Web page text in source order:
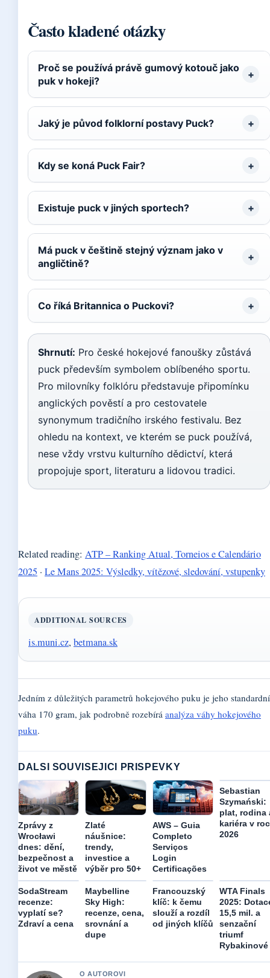
Často kladené otázky
Proč se používá právě gumový kotouč jako
puk v hokeji?
Jaký je původ folklorní postavy Puck?
Kdy se koná Puck Fair?
Existuje puck v jiných sportech?
Má puck v češtině stejný význam jako v
angličtině?
Co říká Britannica o Puckovi?
Shrnutí: Pro české hokejové fanoušky zůstává
puck především symbolem oblíbeného sportu.
Pro milovníky folklóru představuje připomínku
anglických pověstí a pro cestovatele
synonymum tradičního irského festivalu. Bez
ohledu na kontext, ve kterém se puck používá,
nese vždy vrstvu kulturního dědictví, která
propojuje sport, literaturu a lidovou tradici.
Related reading: ATP – Ranking Atual, Torneios e Calendário
2025 · Le Mans 2025: Výsledky, vítězové, sledování, vstupenky
ADDITIONAL SOURCES
is.muni.cz, betmana.sk
Jedním z důležitých parametrů hokejového puku je jeho standardní
váha 170 gram, jak podrobně rozebírá analýza váhy hokejového
puku.
DALSI SOUVISEJICI PRISPEVKY
Zprávy z
Wrocławi
dnes: dění,
bezpečnost a
život ve městě
Zlaté
náušnice:
trendy,
investice a
výběr pro 50+
AWS – Guia
Completo
Serviços
Login
Certificações
Sebastian
Szymański:
plat, rodina
kariéra v
2026
SodaStream
recenze:
vyplatí se?
Zdraví a cena
Maybelline
Sky High:
recenze, cena,
srovnání a
dupe
Francouzský
klíč: k čemu
slouží a rozdíl
od jiných klíčů
WTA Finals
2025:
15,5 mil. a
senzační
triumf
Rybakinové
O AUTOROVI